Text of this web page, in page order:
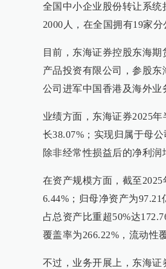
全国中小企业股份转让系统
2000人，在全国拥有19家分
目前，东海证券控股东海
产品投资有限公司，参股
公司进军中国香港及海外业
业绩方面，东海证券2025
长38.07%；实现归属于母
除非经常性损益后的净利润
在资产规模方面，截至
6.44%；归母净资产为
占总资产比重超50%达
覆盖率为266.22%，流动性
不过，业务开展上，东海证